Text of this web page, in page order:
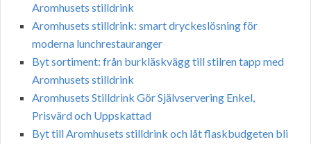
Aromhusets stilldrink
Aromhusets stilldrink: smart dryckeslösning för
moderna lunchrestauranger
Byt sortiment: från burkläskvägg till stilren tapp med
Aromhusets stilldrink
Aromhusets Stilldrink Gör Självservering Enkel,
Prisvärd och Uppskattad
Byt till Aromhusets stilldrink och låt flaskbudgeten bli